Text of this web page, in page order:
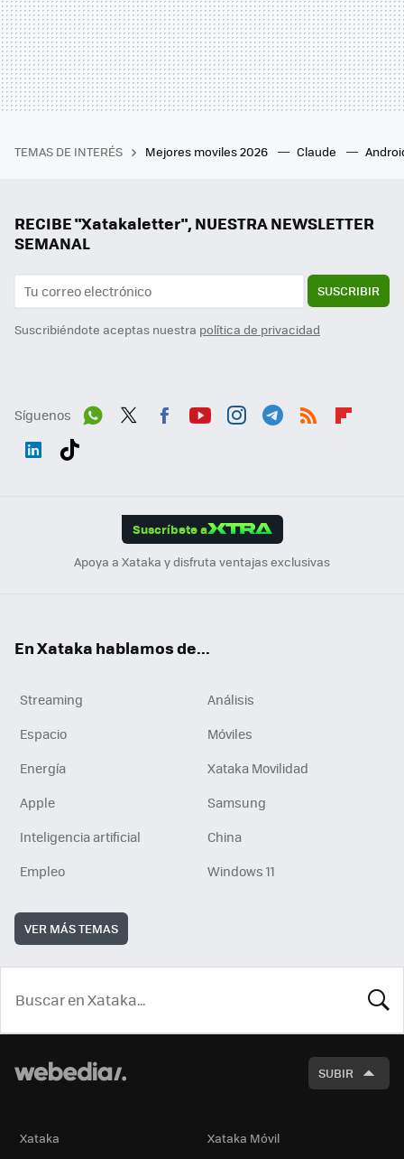
TEMAS DE INTERÉS Mejores moviles 2026 Claude
RECIBE "Xatakaletter", NUESTRA NEWSLETTER
SEMANAL
SUSCRIBIR
Suscribiéndote aceptas nuestra política de privacidad
Síguenos
Suscríbete a
Apoya a Xataka y disfruta ventajas exclusivas
En Xataka hablamos de...
Streaming
Análisis
Espacio
Móviles
Energía
Xataka Movilidad
Apple
Samsung
Inteligencia artificial
China
Empleo
Windows 11
VER MÁS TEMAS
SUBIR
Xataka Xataka Móvil